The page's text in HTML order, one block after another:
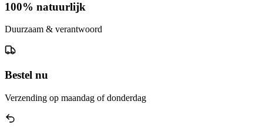
100% natuurlijk
Duurzaam & verantwoord
Bestel nu
Verzending op maandag of donderdag